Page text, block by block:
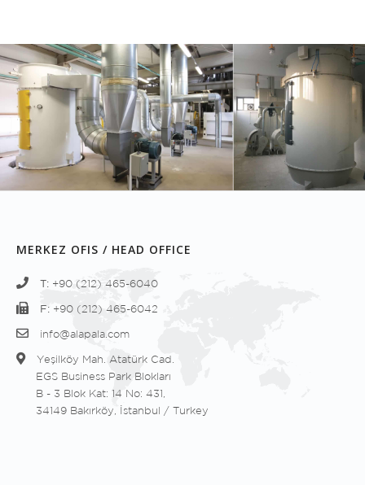
MERKEZ OFIS / HEAD OFFICE
T: +90 (212) 465-6040
F: +90 (212) 465-6042
info@alapala.com
Yeşilköy Mah. Atatürk Cad.
EGS Business Park Blokları
B - 3 Blok Kat: 14 No: 431,
34149 Bakırköy, İstanbul / Turkey